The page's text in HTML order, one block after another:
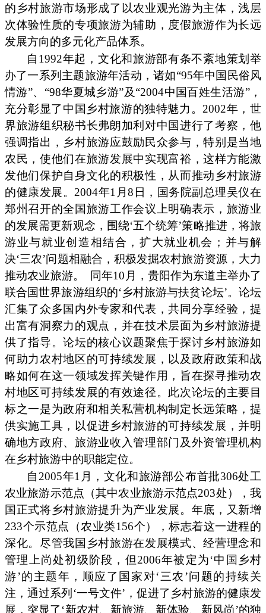
的乡村旅游市场形成了以农业观光游为主体，浅层
次体验性质的专项旅游为辅助，度假旅游作为长远
发展方向的多元化产品体系。
自1992年起，文化和旅游部有条不紊地策划举
办了一系列主题旅游年活动，诸如“95年中国民俗风
情游”、“98华夏城乡游”及“2004中国百姓生活游”，
充分彰显了中国乡村旅游的独特魅力。2002年，世
界旅游组织秘书长弗朗加利对中国进行了考察，他
强调指出，乡村旅游应鼓励民众参与，特别是当地
农民，使他们在旅游发展中实现富裕，这样方能激
发他们保护自身文化的积极性，从而推动乡村旅游
的健康发展。2004年1月8日，国务院副总理吴仪在
郑州召开的全国旅游工作会议上明确表示，旅游业
的发展需更新观念，围绕‘五个统筹’策略推进，将旅
游业与就业创造相结合，扩大就业机会；并与解
决‘三农’问题相融合，积极发掘农村旅游资源，大力
推动农业旅游。
同年10月，贵阳作为东道主举办了
联合国世界旅游组织的‘乡村旅游与扶贫论坛’。论坛
汇集了众多国内外专家和代表，共同分享经验，提
出富有洞察力的观点，并在技术层面为乡村旅游提
供了指导。论坛的核心议题聚焦于探讨乡村旅游如
何助力农村地区的可持续发展，以及政府政策和战
略如何在这一领域发挥关键作用，旨在探寻推动农
村地区可持续发展的有效途径。此次论坛的主要目
标之一是为政府和相关私营机构制定长远策略，提
供实施工具，以促进乡村旅游的可持续发展，并明
确地方政府、旅游业收入管理部门及外资管理机构
在乡村旅游中的职能定位。
自2005年1月，文化和旅游部公布首批306处工
农业旅游示范点（其中农业旅游示范点203处），我
国正式将乡村旅游提升为产业发展。年底，又新增
233个示范点（农业类156个），标志着这一进程的
深化。尽管我国乡村旅游在发展模式、经营理念和
管理上尚处初级阶段，但2006年被定为‘中国乡村
游’的主题年，顺应了国家对‘三农’问题的持续关
注，通过系列‘一号文件’，促进了乡村旅游的健康发
展，突显了‘新农村、新旅游、新体验、新风尚’的独